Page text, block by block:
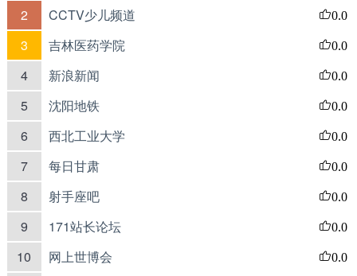
2 CCTV少儿频道 0.0
3 吉林医药学院 0.0
4 新浪新闻 0.0
5 沈阳地铁 0.0
6 西北工业大学 0.0
7 每日甘肃 0.0
8 射手座吧 0.0
9 171站长论坛 0.0
10 网上世博会 0.0